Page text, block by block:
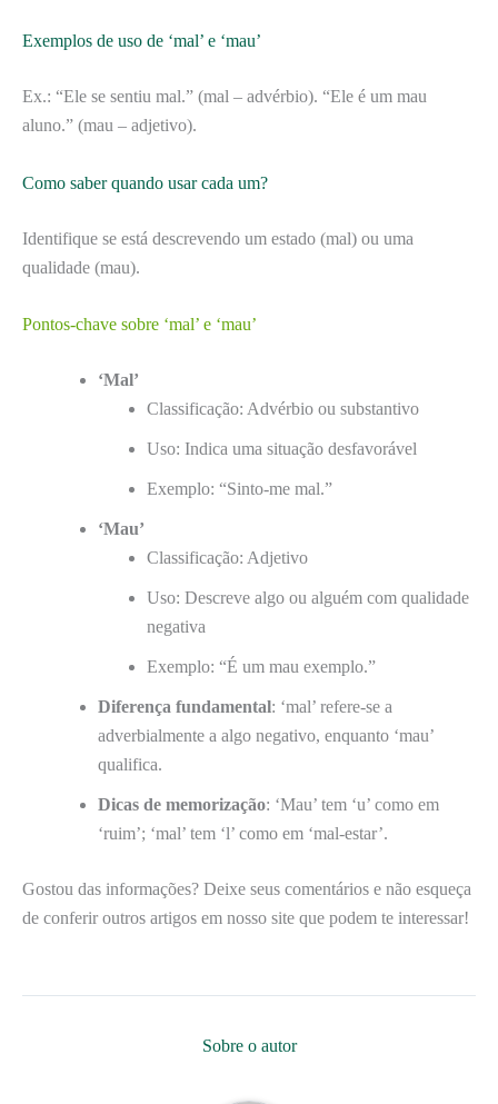
Exemplos de uso de ‘mal’ e ‘mau’
Ex.: “Ele se sentiu mal.” (mal – advérbio). “Ele é um mau
aluno.” (mau – adjetivo).
Como saber quando usar cada um?
Identifique se está descrevendo um estado (mal) ou uma
qualidade (mau).
Pontos-chave sobre ‘mal’ e ‘mau’
‘Mal’
Classificação: Advérbio ou substantivo
Uso: Indica uma situação desfavorável
Exemplo: “Sinto-me mal.”
‘Mau’
Classificação: Adjetivo
Uso: Descreve algo ou alguém com qualidade
negativa
Exemplo: “É um mau exemplo.”
Diferença fundamental: ‘mal’ refere-se a
adverbialmente a algo negativo, enquanto ‘mau’
qualifica.
Dicas de memorização: ‘Mau’ tem ‘u’ como em
‘ruim’; ‘mal’ tem ‘l’ como em ‘mal-estar’.
Gostou das informações? Deixe seus comentários e não esqueça
de conferir outros artigos em nosso site que podem te interessar!
Sobre o autor